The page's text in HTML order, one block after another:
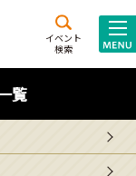
イベント
検索
覧